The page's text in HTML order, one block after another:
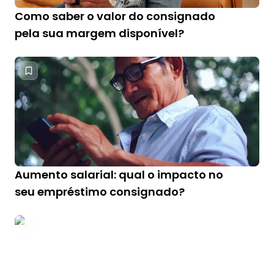
Como saber o valor do consignado
pela sua margem disponível?
Aumento salarial: qual o impacto no
seu empréstimo consignado?